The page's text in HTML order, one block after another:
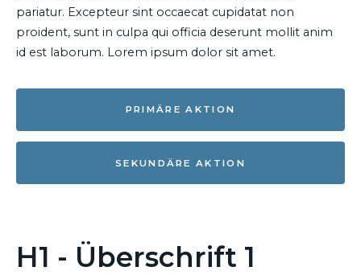
pariatur. Excepteur sint occaecat cupidatat non
proident, sunt in culpa qui officia deserunt mollit anim
id est laborum. Lorem ipsum dolor sit amet.
PRIMÄRE AKTION
SEKUNDÄRE AKTION
H1 - Überschrift 1